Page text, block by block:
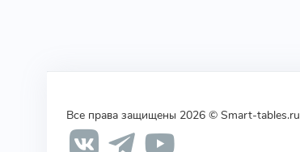
Все права защищены 2026 © Smart-tables.ru